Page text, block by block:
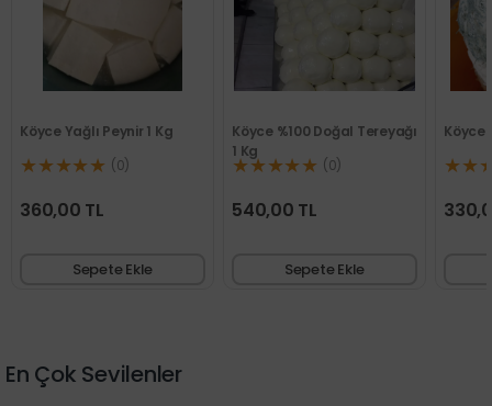
Köyce %100 Doğal Tereyağı
En Çok Sevilenler